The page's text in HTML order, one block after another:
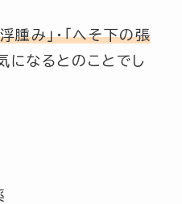
腫み」・「へそ下の張
になるとのことでし